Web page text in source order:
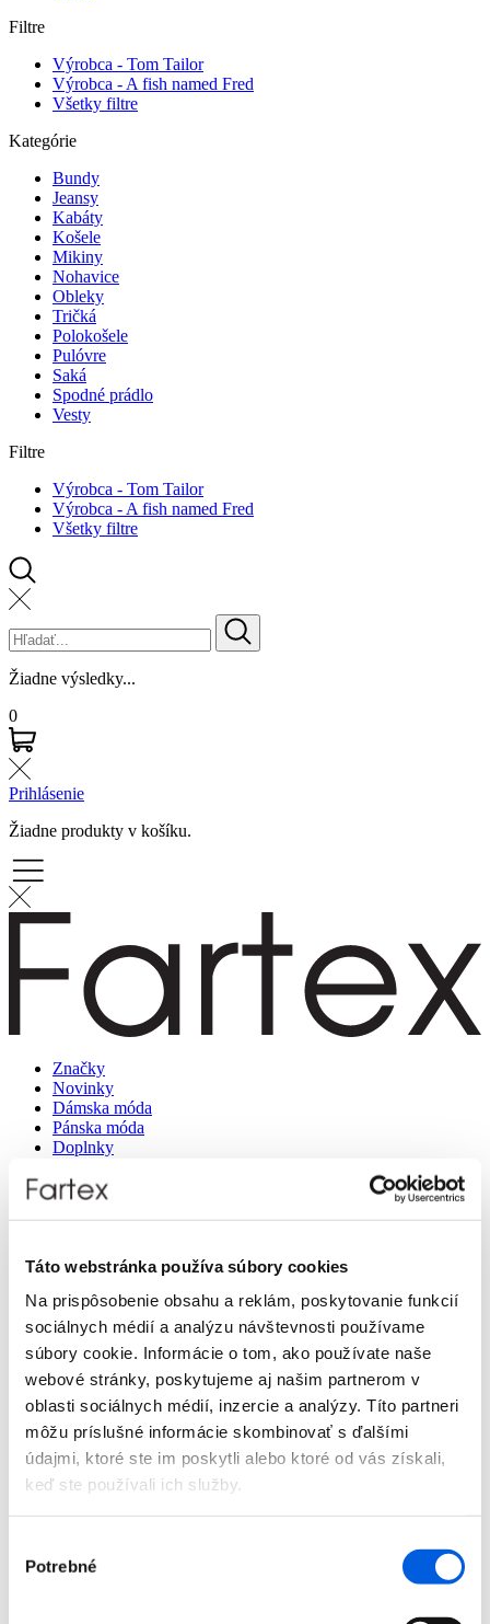
Táto webstránka používa súbory cookies
Na prispôsobenie obsahu a reklám, poskytovanie funkcií
sociálnych médií a analýzu návštevnosti používame
súbory cookie. Informácie o tom, ako používate naše
webové stránky, poskytujeme aj našim partnerom v
oblasti sociálnych médií, inzercie a analýzy. Títo partneri
môžu príslušné informácie skombinovať s ďalšími
údajmi, ktoré ste im poskytli alebo ktoré od vás získali,
keď ste používali ich služby.
súhlasu
Potrebné
Filtre
Výrobca - Tom Tailor
Výrobca - A fish named Fred
Všetky filtre
Kategórie
Bundy
Jeansy
Kabáty
Košele
Mikiny
Nohavice
Obleky
Tričká
Polokošele
Pulóvre
Saká
Spodné prádlo
Vesty
Filtre
Výrobca - Tom Tailor
Výrobca - A fish named Fred
Všetky filtre
Žiadne výsledky...
0
Prihlásenie
Žiadne produkty v košíku.
Značky
Novinky
Dámska móda
Pánska móda
Doplnky
Predajne
O nás
Kontakt
Detail produktu
Domov
Produkty
Dámska móda
Šaty a overaly
Šaty dámske - Marc Aurel
Šaty dámske - Marc Aurel
Zľava 70 %